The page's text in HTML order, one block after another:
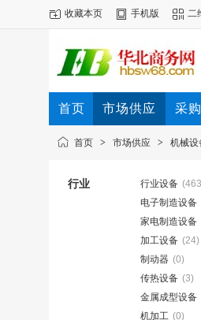
收藏本页 手机版 二
首页 市场供应 采
首页 > 市场供应 > 机械设
行业 行业设备
电子制造设备
家电制造设备
加工设备 (24)
制动器 (0)
传热设备 (3)
金属成型设备
机加工 (0)